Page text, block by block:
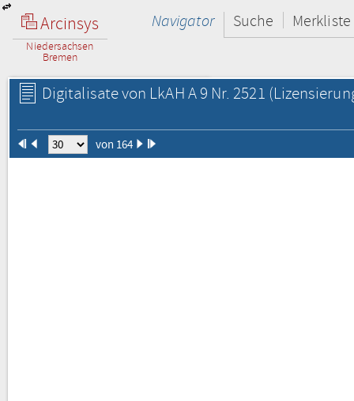
Arcinsys
Niedersachsen
Bremen
Navigator Suche Merkliste
Digitalisate von LkAH A 9 Nr. 2521
von 164